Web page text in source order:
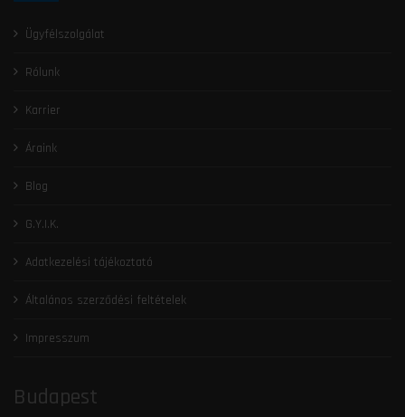
Ügyfélszolgálat
Rólunk
Karrier
Áraink
Blog
G.Y.I.K.
Adatkezelési tájékoztató
Általános szerződési feltételek
Impresszum
Budapest